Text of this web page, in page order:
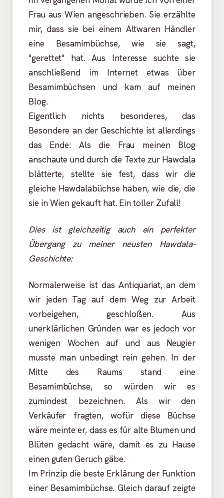
Frau aus Wien angeschrieben. Sie erzählte
mir, dass sie bei einem Altwaren Händler
eine Besamimbüchse, wie sie sagt,
"gerettet" hat. Aus Interesse suchte sie
anschließend im Internet etwas über
Besamimbüchsen und kam auf meinen
Blog.
Eigentlich nichts besonderes, das
Besondere an der Geschichte ist allerdings
das Ende: Als die Frau meinen Blog
anschaute und durch die Texte zur Hawdala
blätterte, stellte sie fest, dass wir die
gleiche Hawdalabüchse haben, wie die, die
sie in Wien gekauft hat. Ein toller Zufall!
Dies ist gleichzeitig auch ein perfekter
Übergang zu meiner neusten Hawdala-
Geschichte:
Normalerweise ist das Antiquariat, an dem
wir jeden Tag auf dem Weg zur Arbeit
vorbeigehen, geschloßen. Aus
unerklärlichen Gründen war es jedoch vor
wenigen Wochen auf und aus Neugier
musste man unbedingt rein gehen. In der
Mitte des Raums stand eine
Besamimbüchse, so würden wir es
zumindest bezeichnen. Als wir den
Verkäufer fragten, wofür diese Büchse
wäre meinte er, dass es für alte Blumen und
Blüten gedacht wäre, damit es zu Hause
einen guten Geruch gäbe.
Im Prinzip die beste Erklärung der Funktion
einer Besamimbüchse. Gleich darauf zeigte